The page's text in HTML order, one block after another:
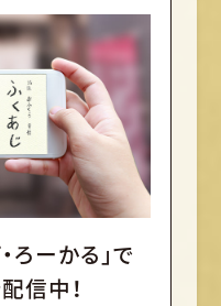
ろーかる」で
信中！